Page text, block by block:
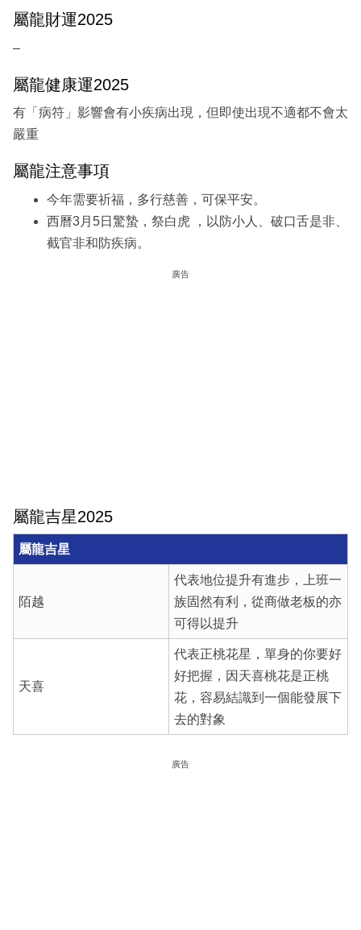
屬龍財運2025
–
屬龍健康運2025
有「病符」影響會有小疾病出現，但即使出現不適都不會太
嚴重
屬龍注意事項
今年需要祈福，多行慈善，可保平安。
西曆3月5日驚蟄，祭白虎 ，以防小人、破口舌是非、
截官非和防疾病。
廣告
屬龍吉星2025
屬龍吉星
陌越
代表地位提升有進步，上班一
族固然有利，從商做老板的亦
可得以提升
天喜
代表正桃花星，單身的你要好
好把握，因天喜桃花是正桃
花，容易結識到一個能發展下
去的對象
廣告